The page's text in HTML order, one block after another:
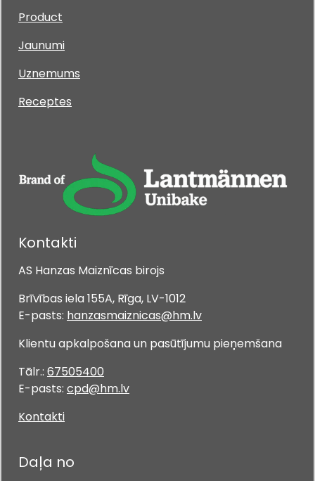
Product
Jaunumi
Uznemums
Receptes
Kontakti
AS Hanzas Maiznīcas birojs
Brīvības iela 155A, Rīga, LV-1012
E-pasts: hanzasmaiznicas@hm.lv
Klientu apkalpošana un pasūtījumu pieņemšana
Tālr.: 67505400
E-pasts: cpd@hm.lv
Kontakti
Daļa no